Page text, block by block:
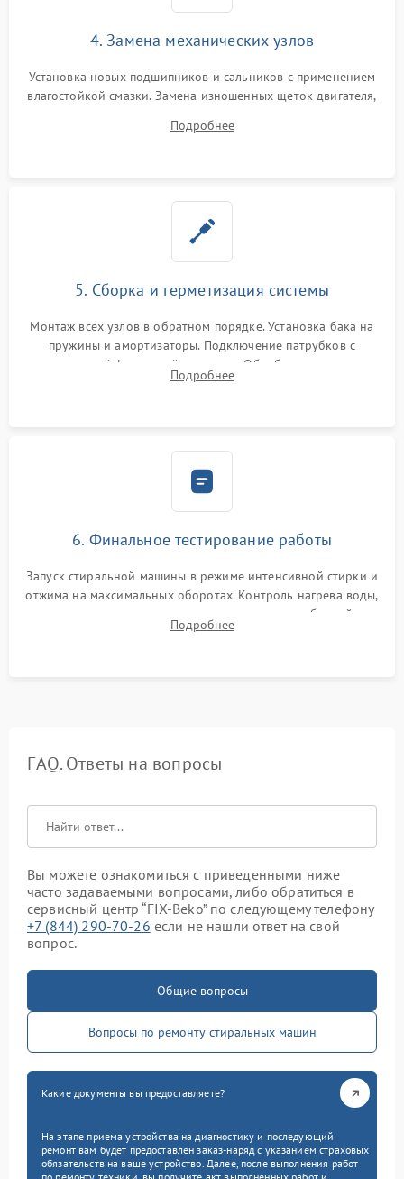
4. Замена механических узлов
Установка новых подшипников и сальников с применением
влагостойкой смазки. Замена изношенных щеток двигателя,
или поврежденной резиновой манжеты.
Подробнее
5. Сборка и герметизация системы
Монтаж всех узлов в обратном порядке. Установка бака на
пружины и амортизаторы. Подключение патрубков с
надежной фиксацией хомутами. Обработка стыков
герметиком для предотвращения возможных протечек воды.
Подробнее
6. Финальное тестирование работы
Запуск стиральной машины в режиме интенсивной стирки и
отжима на максимальных оборотах. Контроль нагрева воды,
корректности слива, отсутствия излишних вибраций,
посторонних стуков и протечек под корпусом.
Подробнее
FAQ. Ответы на вопросы
Вы можете ознакомиться с приведенными ниже
часто задаваемыми вопросами, либо обратиться в
сервисный центр “FIX-Beko” по следующему телефону
+7 (844) 290-70-26 если не нашли ответ на свой
вопрос.
Общие вопросы
Вопросы по ремонту стиральных машин
Какие документы вы предоставляете?
На этапе приема устройства на диагностику и последующий
ремонт вам будет предоставлен заказ-наряд с указанием страховых
обязательств на ваше устройство. Далее, после выполнения работ